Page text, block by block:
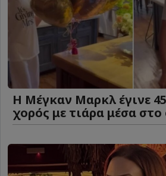
Η Μέγκαν Μαρκλ έγινε
χορός με τιάρα μέσα στο